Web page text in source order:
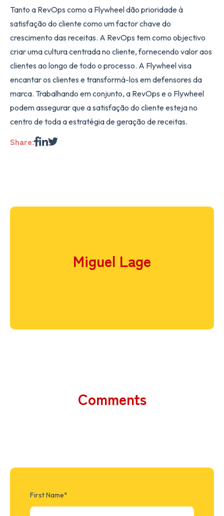
Tanto a RevOps como a Flywheel dão prioridade à
satisfação do cliente como um factor chave do
crescimento das receitas. A RevOps tem como objectivo
criar uma cultura centrada no cliente, fornecendo valor aos
clientes ao longo de todo o processo. A Flywheel visa
encantar os clientes e transformá-los em defensores da
marca. Trabalhando em conjunto, a RevOps e o Flywheel
podem assegurar que a satisfação do cliente esteja no
centro de toda a estratégia de geração de receitas.
Share:
Miguel Lage
Comments
First Name*